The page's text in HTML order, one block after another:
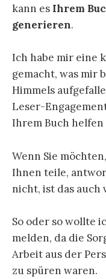
kann es Ihrem
generieren.
Ich habe mir eine
gemacht, was mir
Himmels
Leser-
Ihrem Buch
Wenn Sie
Ihnen teile,
nicht, ist das
So oder so wollte
melden, da die
Arbeit aus der
zu spüren waren.